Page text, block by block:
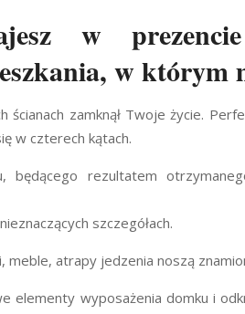
w
w którym
zamknął Twoje życie.
w czterech kątach.
będącego rezultatem
szczegółach.
atrapy jedzenia noszą
elementy wyposażenia domku i